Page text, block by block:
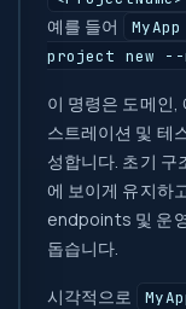
예를 들어
MyApp
project new --
이 명령은 도메인,
스트레이션 및 테
성합니다. 초기
에 보이게 유지하
endpoints 및 운
돕습니다.
시각적으로